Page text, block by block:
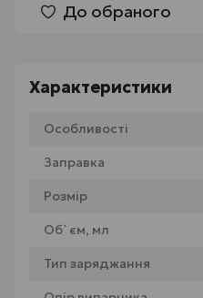
До обраного
Характеристики
Особливості
Заправка
Розмір
Об`єм, мл
Тип заряджання